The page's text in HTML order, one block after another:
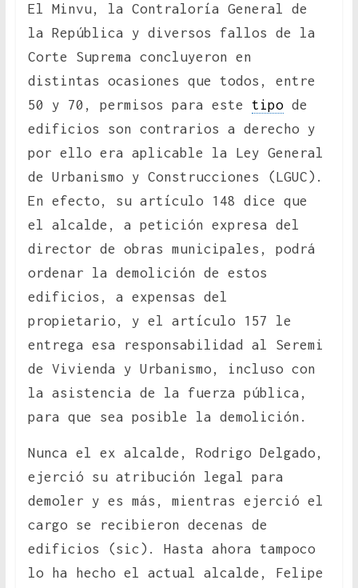
El Minvu, la Contraloría General de
la República y diversos fallos de la
Corte Suprema concluyeron en
distintas ocasiones que todos, entre
50 y 70, permisos para este tipode
edificios son contrarios a derecho y
por ello era aplicable la Ley General
de Urbanismo y Construcciones (LGUC).
En efecto, su artículo 148 dice que
el alcalde, a petición expresa del
director de obras municipales, podrá
ordenar la demolición de estos
edificios, a expensas del
propietario, y el artículo 157 le
entrega esa responsabilidad al Seremi
de Vivienda y Urbanismo, incluso con
la asistencia de la fuerza pública,
para que sea posible la demolición.
Nunca el ex alcalde, Rodrigo Delgado,
ejerció su atribución legal para
demoler y es más, mientras ejerció el
cargo se recibieron decenas de
edificios (sic). Hasta ahora tampoco
lo ha hecho el actual alcalde, Felipe